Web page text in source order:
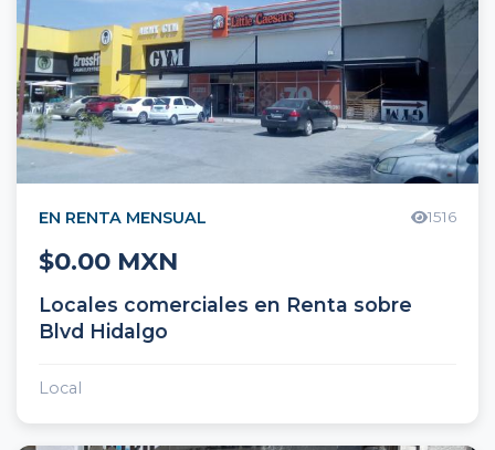
EN RENTA MENSUAL 1516
$0.00 MXN
Locales comerciales en Renta sobre
Blvd Hidalgo
Local